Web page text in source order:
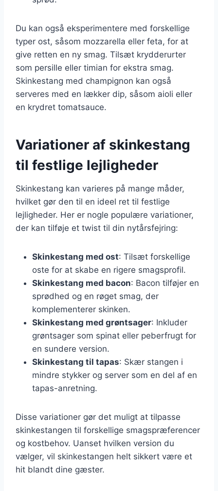
Du kan også eksperimentere med forskellige
typer ost, såsom mozzarella eller feta, for at
give retten en ny smag. Tilsæt krydderurter
som persille eller timian for ekstra smag.
Skinkestang med champignon kan også
serveres med en lækker dip, såsom aioli eller
en krydret tomatsauce.
Variationer af skinkestang
til festlige lejligheder
Skinkestang kan varieres på mange måder,
hvilket gør den til en ideel ret til festlige
lejligheder. Her er nogle populære variationer,
der kan tilføje et twist til din nytårsfejring:
Skinkestang med ost: Tilsæt forskellige
oste for at skabe en rigere smagsprofil.
Skinkestang med bacon: Bacon tilføjer en
sprødhed og en røget smag, der
komplementerer skinken.
Skinkestang med grøntsager: Inkluder
grøntsager som spinat eller peberfrugt for
en sundere version.
Skinkestang til tapas: Skær stangen i
mindre stykker og server som en del af en
tapas-anretning.
Disse variationer gør det muligt at tilpasse
skinkestangen til forskellige smagspræferencer
og kostbehov. Uanset hvilken version du
vælger, vil skinkestangen helt sikkert være et
hit blandt dine gæster.